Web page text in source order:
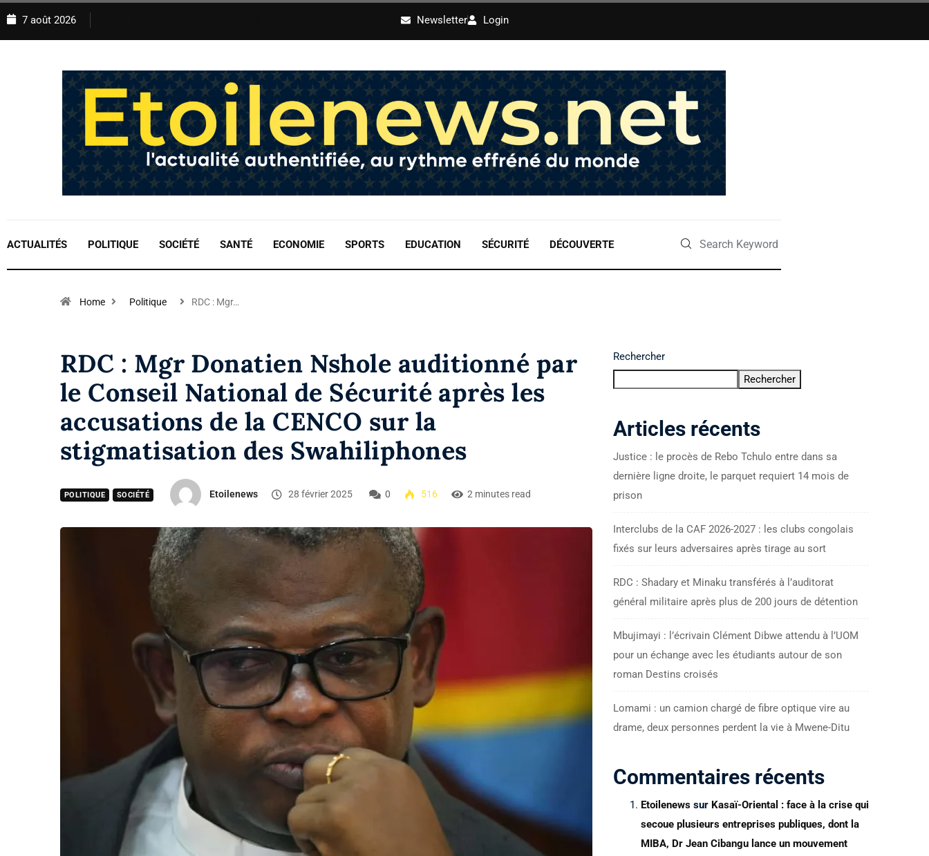
7 août 2026 Newsletter Login
ACTUALITÉS POLITIQUE SOCIÉTÉ SANTÉ ECONOMIE SPORTS EDUCATION SÉCURITÉ DÉCOUVERTE
Home Politique RDC : Mgr…
RDC : Mgr Donatien Nshole auditionné par
le Conseil National de Sécurité après les
accusations de la CENCO sur la
stigmatisation des Swahiliphones
POLITIQUE SOCIÉTÉ Etoilenews 28 février 2025 0 516 2 minutes read
Rechercher
Rechercher
Articles récents
Justice : le procès de Rebo Tchulo entre dans sa
dernière ligne droite, le parquet requiert 14 mois de
prison
Interclubs de la CAF 2026-2027 : les clubs congolais
fixés sur leurs adversaires après tirage au sort
RDC : Shadary et Minaku transférés à l’auditorat
général militaire après plus de 200 jours de détention
Mbujimayi : l’écrivain Clément Dibwe attendu à l’UOM
pour un échange avec les étudiants autour de son
roman Destins croisés
Lomami : un camion chargé de fibre optique vire au
drame, deux personnes perdent la vie à Mwene-Ditu
Commentaires récents
Etoilenews sur Kasaï-Oriental : face à la crise qui
secoue plusieurs entreprises publiques, dont la
MIBA, Dr Jean Cibangu lance un mouvement